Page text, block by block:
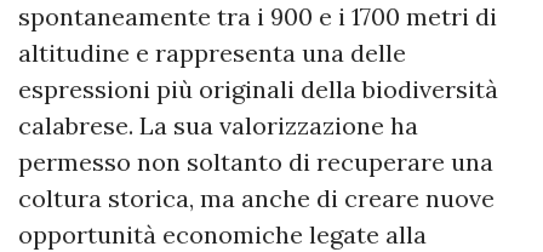
spontaneamente tra i 900 e i 1700 metri di
altitudine e rappresenta una delle
espressioni più originali della biodiversità
calabrese. La sua valorizzazione ha
permesso non soltanto di recuperare una
coltura storica, ma anche di creare nuove
opportunità economiche legate alla